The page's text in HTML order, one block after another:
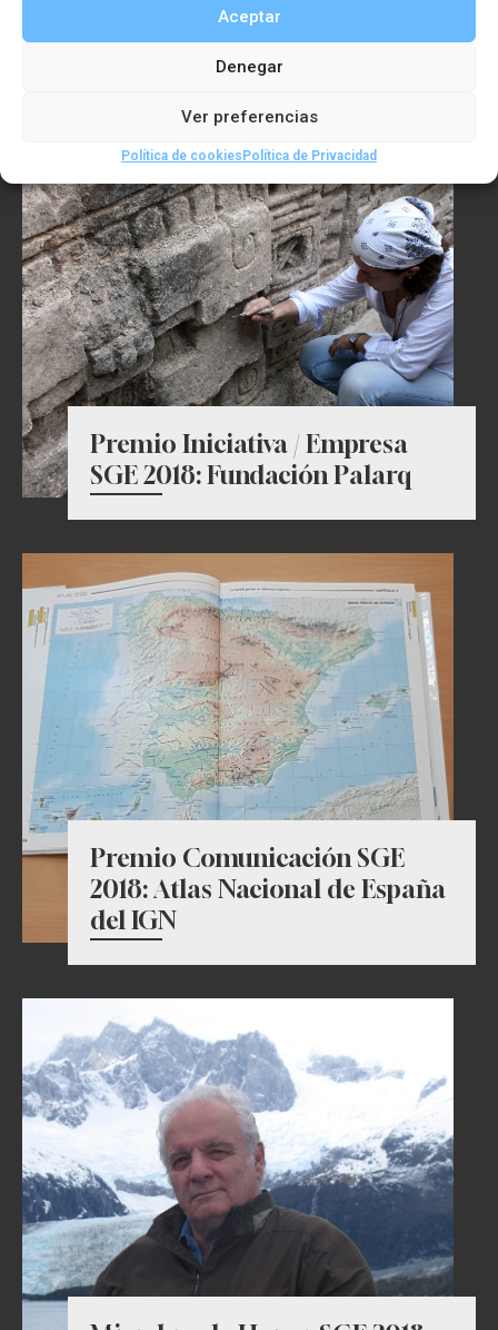
Aceptar
Denegar
Ver preferencias
Política de cookiesPolítica de Privacidad
Premio Iniciativa / Empresa
SGE 2018: Fundación Palarq
Premio Comunicación SGE
2018: Atlas Nacional de España
del IGN